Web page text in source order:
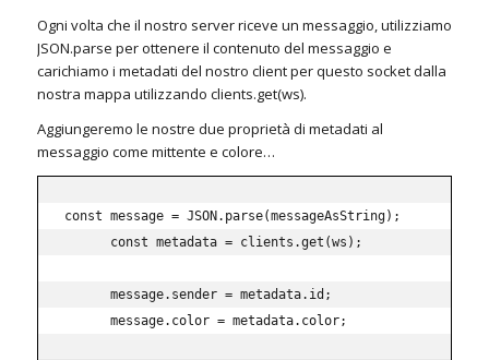
Ogni volta che il nostro server riceve un messaggio, utilizziamo
JSON.parse per ottenere il contenuto del messaggio e
carichiamo i metadati del nostro client per questo socket dalla
nostra mappa utilizzando clients.get(ws).
Aggiungeremo le nostre due proprietà di metadati al
messaggio come mittente e colore…
const message = JSON. parse(messageAsString) ;
const metadata = clients .get (ws ) ;
      message
. sender = metadata. id ;
      message
. color = metadata. color;